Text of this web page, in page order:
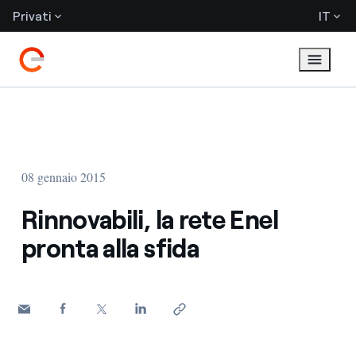
Privati IT
08 gennaio 2015
Rinnovabili, la rete Enel
pronta alla sfida